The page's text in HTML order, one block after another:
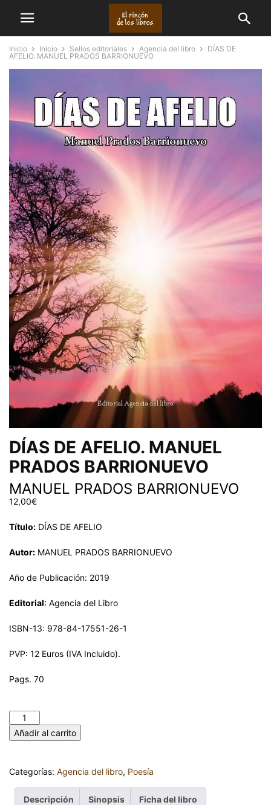
Inicio Inicio Sellos editoriales Agencia del libro
DÍAS DE
AFELIO. MANUEL PRADOS BARRIONUEVO
DÍAS DE AFELIO. MANUEL
PRADOS BARRIONUEVO
MANUEL PRADOS BARRIONUEVO
12,00€
Título: DÍAS DE AFELIO
Autor: MANUEL PRADOS BARRIONUEVO
Año de Publicación: 2019
Editorial: Agencia del Libro
ISBN-13: 978-84-17551-26-1
PVP: 12 Euros (IVA Incluido).
Pags. 70
Añadir al carrito
Categorías: Agencia del libro, Poesía
Descripción Sinopsis Ficha del libro